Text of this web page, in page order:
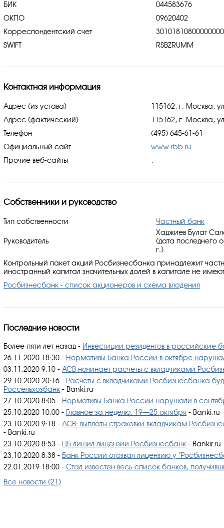
БИК
044583676
ОКПО
09620402
Корреспондентский счет
SWIFT
RSBZRUMM
Контактная информация
Адрес (из устава)
115162, г. Москва,
Адрес (фактический)
115162, г. Москва,
Телефон
(495) 645-61-61
Официальный сайт
www.rbb.ru
Прочие веб-сайты
,
Собственники и руководство
Тип собственности Частный банк
Руководитель
Хаджиев Булат
(дата последнего
г.)
Контрольный пакет акций Росбизнесбанка принадлежит
иностранный капитал значительных долей в капитале не
Росбизнесбанк - список акционеров и схема владения
Последние новости
Более пяти лет назад- Инвестиции резидентов в российские
26.11.2020 18:30- Нормативы Банка России в октябре
03.11.2020 9:10- АСВ начинает расчеты с вкладчиками
29.10.2020 20:16- Расчеты с вкладчиками Росбизнесбанка
Россельхозбанк - Banki.ru
27.10.2020 8:05- Нормативы Банка России нарушали в
25.10.2020 10:00- Главное за неделю. 19—25 октября - Banki.ru
23.10.2020 9:18- АСВ: выплаты страховки вкладчикам
- Banki.ru
23.10.2020 8:53- ЦБ лишил лицензии Росбизнесбанк - Bankir.ru
23.10.2020 8:38- Банк России отозвал лицензию у
22.01.2019 18:00- Стал известен весь список банков,
Все новости (21)